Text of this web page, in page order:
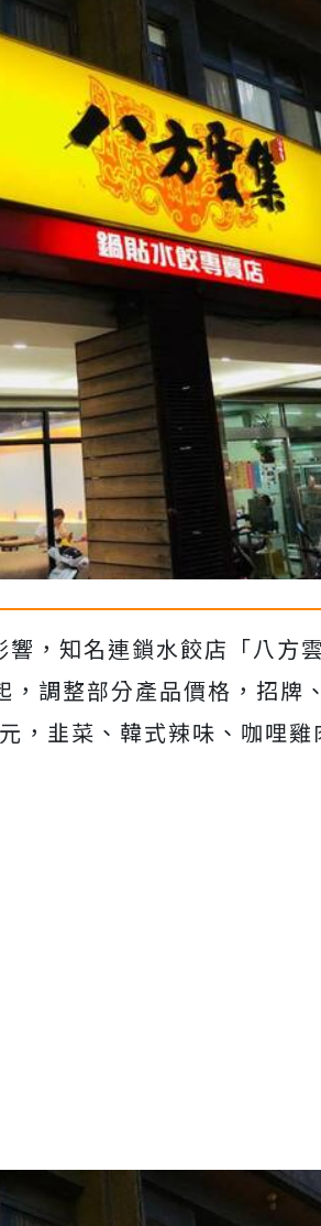
，知名連鎖水餃店「八方
調整部分產品價格，招牌
，韭菜、韓式辣味、咖哩雞